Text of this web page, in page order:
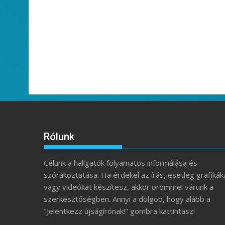
Rólunk
Célunk a hallgatók folyamatos informálása és
szórakoztatása. Ha érdekel az írás, esetleg
vagy videókat készítesz, akkor örömmel várunk a
szerkesztőségben. Annyi a dolgod, hogy alább a
"Jelentkezz újságírónak!" gombra kattintasz!